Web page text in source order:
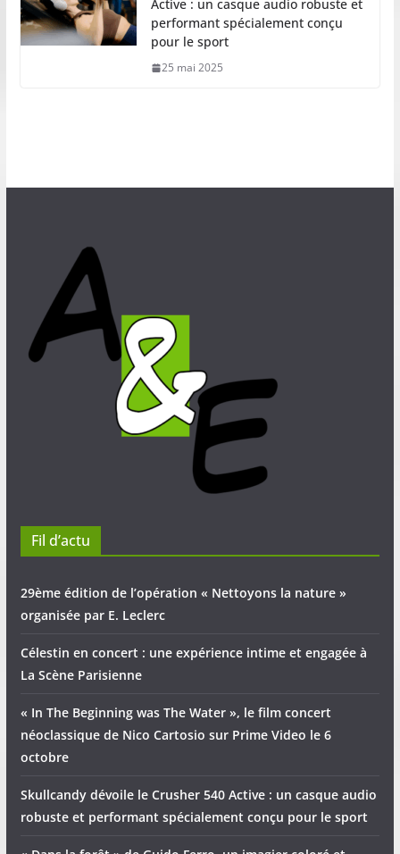
Active : un casque audio robuste et
performant spécialement conçu
pour le sport
25 mai 2025
Fil d’actu
29ème édition de l’opération « Nettoyons la nature »
organisée par E. Leclerc
Célestin en concert : une expérience intime et engagée à
La Scène Parisienne
« In The Beginning was The Water », le film concert
néoclassique de Nico Cartosio sur Prime Video le 6
octobre
Skullcandy dévoile le Crusher 540 Active : un casque audio
robuste et performant spécialement conçu pour le sport